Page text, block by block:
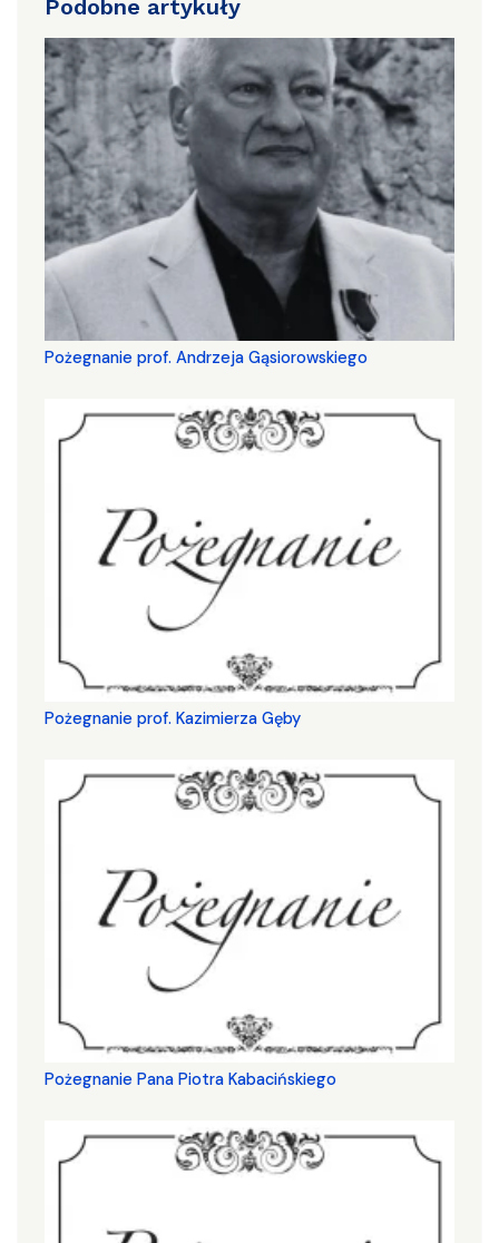
Podobne artykuły
Pożegnanie prof. Andrzeja Gąsiorowskiego
Pożegnanie prof. Kazimierza Gęby
Pożegnanie Pana Piotra Kabacińskiego